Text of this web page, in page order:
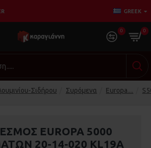
GREEK
0 0
Σιδήρου Συρόμενα Europa....
EUROPA 5000
20-14-020 KL19A